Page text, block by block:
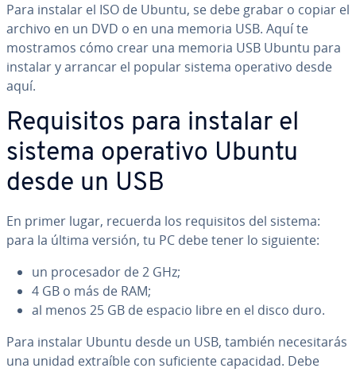
Para instalar el ISO de Ubuntu, se debe grabar o copiar el
archivo en un DVD o en una memoria USB. Aquí te
mostramos cómo crear una memoria USB Ubuntu para
instalar y arrancar el popular sistema operativo desde
aquí.
Re­qui­si­tos para instalar el
sistema operativo Ubuntu
desde un USB
En primer lugar, recuerda los re­qui­si­tos del sistema:
para la última versión, tu PC debe tener lo siguiente:
un pro­ce­sa­dor de 2 GHz;
4 GB o más de RAM;
al menos 25 GB de espacio libre en el disco duro.
Para instalar Ubuntu desde un USB, también ne­ce­si­ta­rás
una unidad extraíble con su­fi­cie­n­te capacidad. Debe